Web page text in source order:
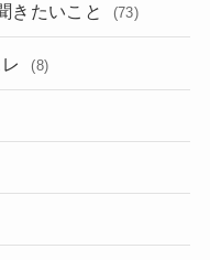
きたいこと (73)
(8)